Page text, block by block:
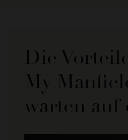
Die
My
warten auf